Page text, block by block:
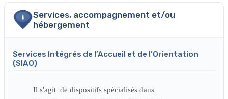
Services, accompagnement et/ou
hébergement
Services Intégrés de l’Accueil et de l’Orientation
(SIAO)
Il s'agit de dispositifs spécialisés dans